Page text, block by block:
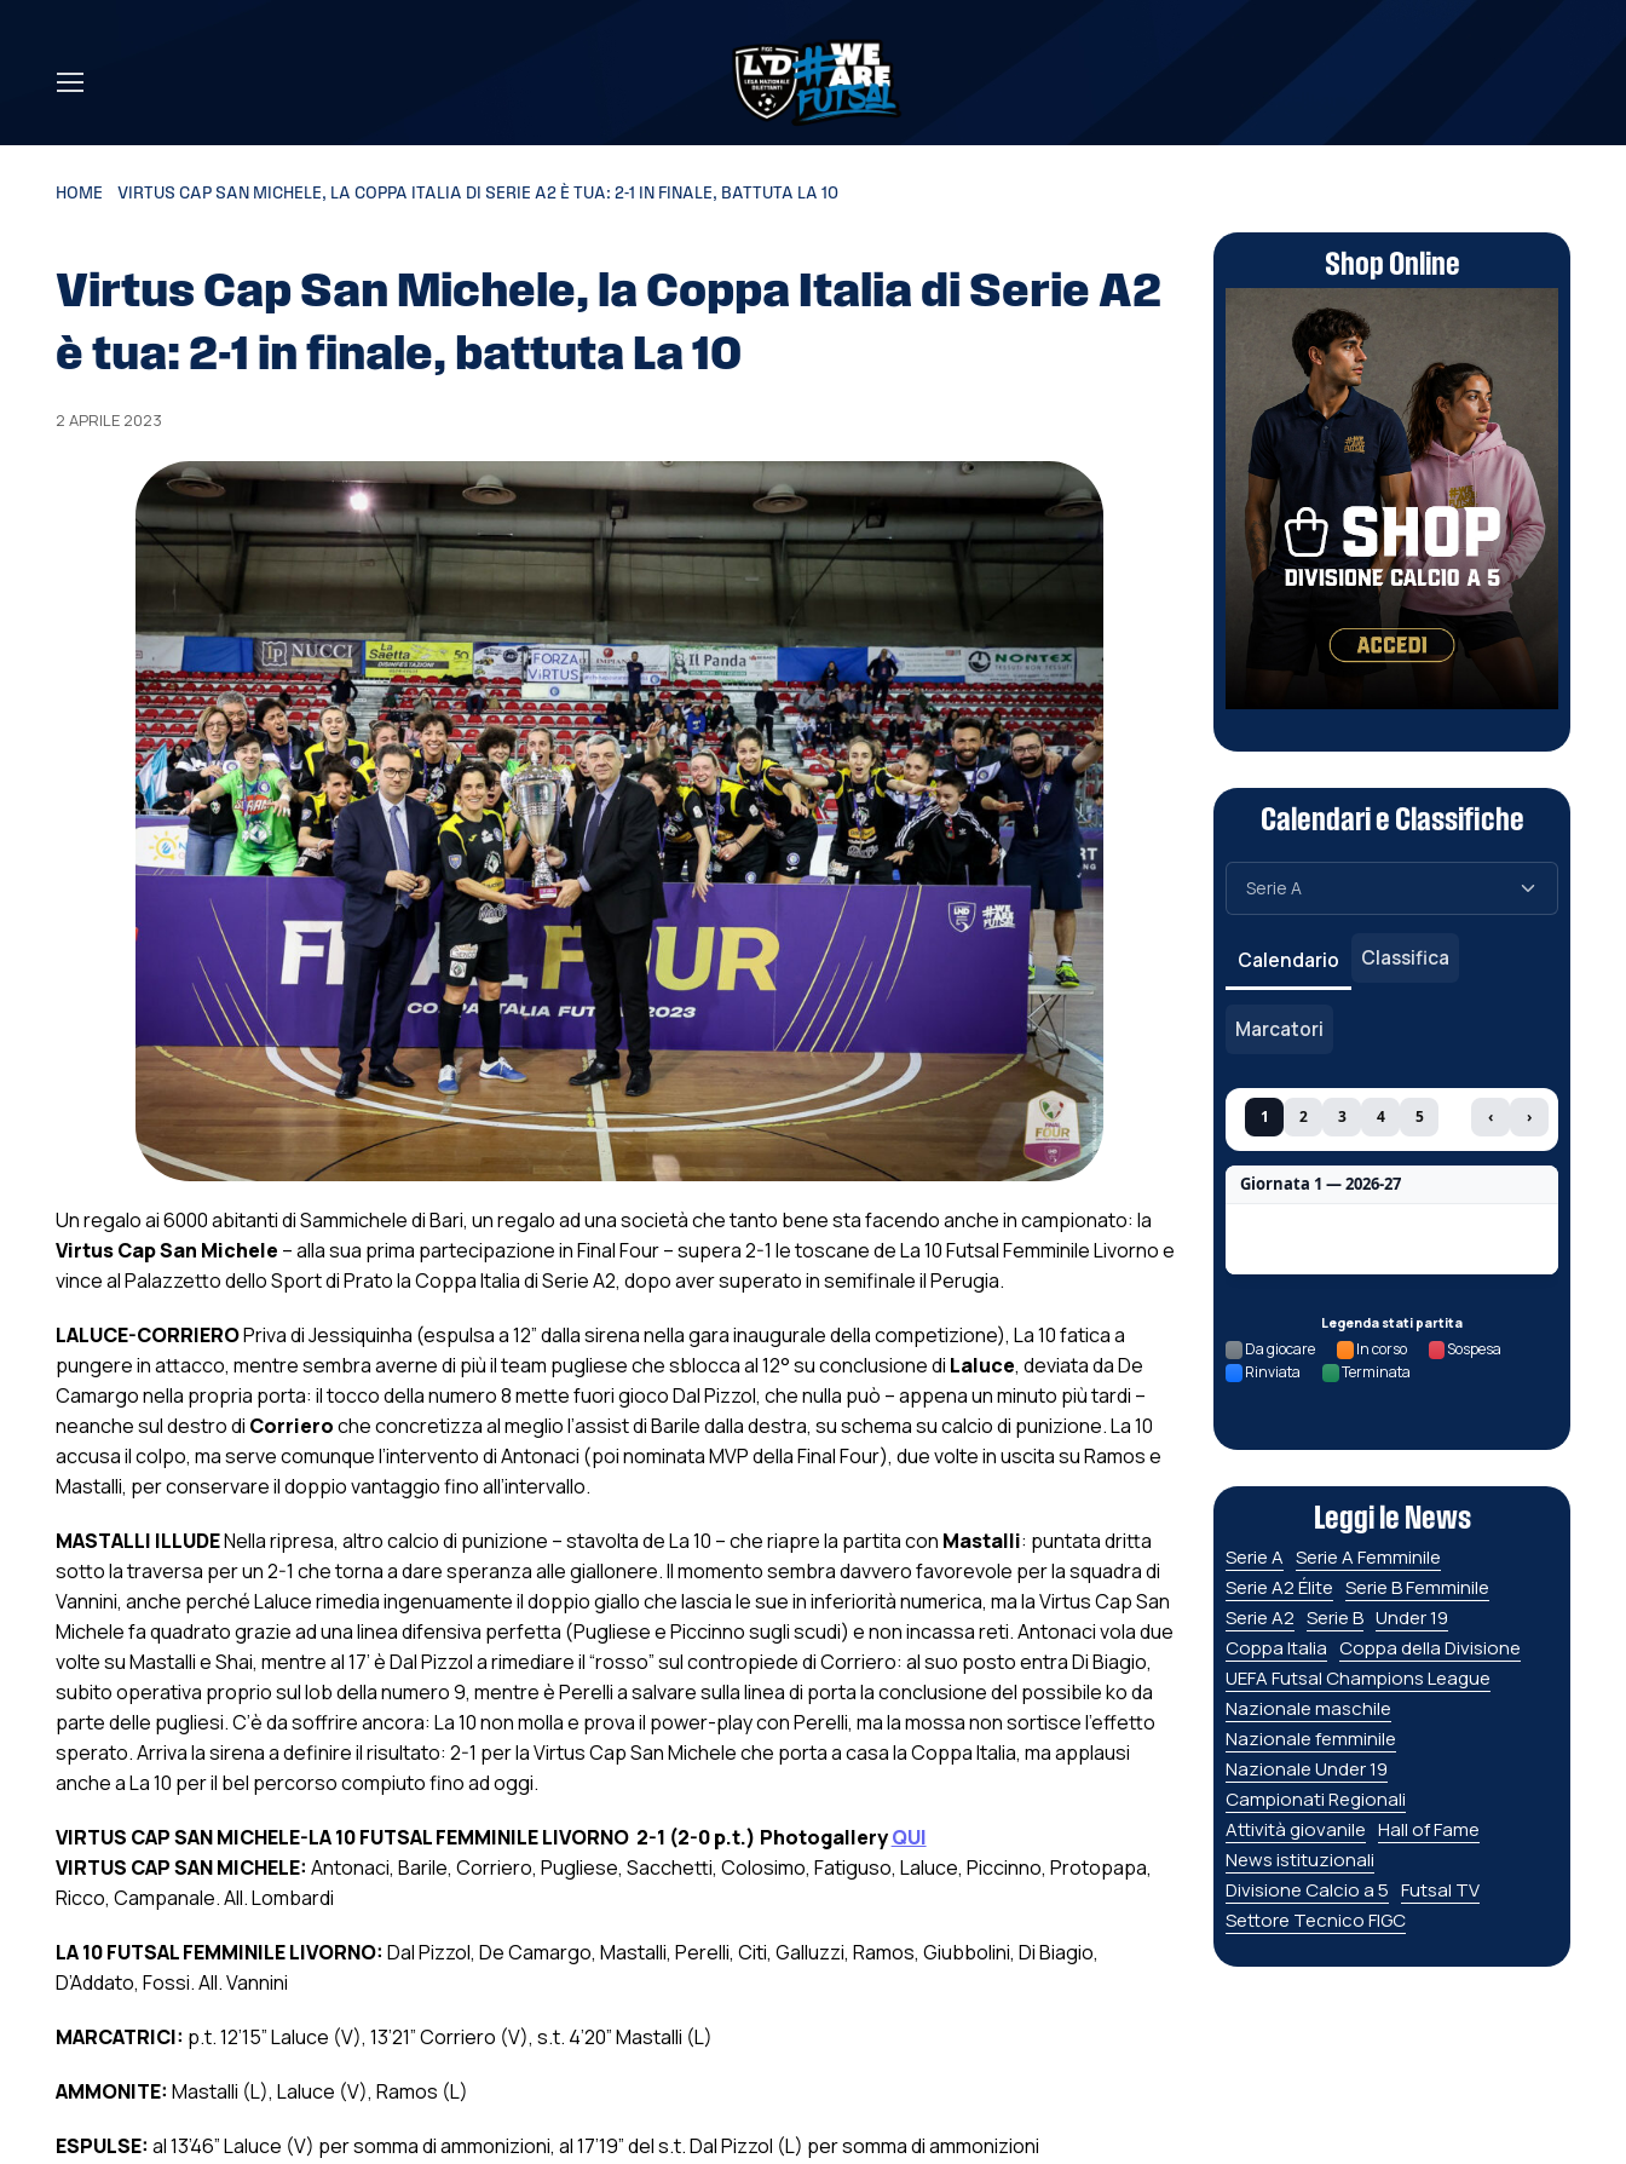
HOME VIRTUS CAP SAN MICHELE, LA COPPA ITALIA DI SERIE A2 È TUA: 2-1 IN FINALE, BATTUTA LA 10
Virtus Cap San Michele, la Coppa Italia di Serie A2
è tua: 2-1 in finale, battuta La 10
2 APRILE 2023
Un regalo ai 6000 abitanti di Sammichele di Bari, un regalo ad una società che tanto bene sta facendo anche in campionato: la
Virtus Cap San Michele – alla sua prima partecipazione in Final Four – supera 2-1 le toscane de La 10 Futsal Femminile Livorno e
vince al Palazzetto dello Sport di Prato la Coppa Italia di Serie A2, dopo aver superato in semifinale il Perugia.
LALUCE-CORRIEROPriva di Jessiquinha (espulsa a 12” dalla sirena nella gara inaugurale della competizione), La 10 fatica a
pungere in attacco, mentre sembra averne di più il team pugliese che sblocca al 12° su conclusione di Laluce, deviata da De
Camargo nella propria porta: il tocco della numero 8 mette fuori gioco Dal Pizzol, che nulla può – appena un minuto più tardi –
neanche sul destro di Corrieroche concretizza al meglio l’assist di Barile dalla destra, su schema su calcio di punizione. La 10
accusa il colpo, ma serve comunque l’intervento di Antonaci (poi nominata MVP della Final Four), due volte in uscita su Ramos e
Mastalli, per conservare il doppio vantaggio fino all’intervallo.
MASTALLI ILLUDENella ripresa, altro calcio di punizione – stavolta de La 10 – che riapre la partita con Mastalli: puntata dritta
sotto la traversa per un 2-1 che torna a dare speranza alle giallonere. Il momento sembra davvero favorevole per la squadra di
Vannini, anche perché Laluce rimedia ingenuamente il doppio giallo che lascia le sue in inferiorità numerica, ma la Virtus Cap San
Michele fa quadrato grazie ad una linea difensiva perfetta (Pugliese e Piccinno sugli scudi) e non incassa reti. Antonaci vola due
volte su Mastalli e Shai, mentre al 17’ è Dal Pizzol a rimediare il “rosso” sul contropiede di Corriero: al suo posto entra Di Biagio,
subito operativa proprio sul lob della numero 9, mentre è Perelli a salvare sulla linea di porta la conclusione del possibile ko da
parte delle pugliesi. C’è da soffrire ancora: La 10 non molla e prova il power-play con Perelli, ma la mossa non sortisce l’effetto
sperato. Arriva la sirena a definire il risultato: 2-1 per la Virtus Cap San Michele che porta a casa la Coppa Italia, ma applausi
anche a La 10 per il bel percorso compiuto fino ad oggi.
VIRTUS CAP SAN MICHELE-LA 10 FUTSAL FEMMINILE LIVORNO 2-1 (2-0 p.t.) PhotogalleryQUI
VIRTUS CAP SAN MICHELE: Antonaci, Barile, Corriero, Pugliese, Sacchetti, Colosimo, Fatiguso, Laluce, Piccinno, Protopapa,
Ricco, Campanale. All. Lombardi
LA 10 FUTSAL FEMMINILE LIVORNO: Dal Pizzol, De Camargo, Mastalli, Perelli, Citi, Galluzzi, Ramos, Giubbolini, Di Biagio,
D’Addato, Fossi. All. Vannini
MARCATRICI: p.t. 12’15” Laluce (V), 13’21” Corriero (V), s.t. 4’20” Mastalli (L)
AMMONITE: Mastalli (L), Laluce (V), Ramos (L)
ESPULSE: al 13’46” Laluce (V) per somma di ammonizioni, al 17’19” del s.t. Dal Pizzol (L) per somma di ammonizioni
Shop Online
Calendari e Classifiche
Calendario Classifica
Marcatori
1 2 3 4 5 ‹ ›
Giornata 1 — 2026-27
Legenda stati partita
Da giocare In corso
Sospesa
Rinviata
Terminata
Leggi le News
Serie A Serie A Femminile
Serie A2 Élite Serie B Femminile
Serie A2 Serie B Under 19
Coppa Italia Coppa della Divisione
UEFA Futsal Champions League
Nazionale maschile
Nazionale femminile
Nazionale Under 19
Campionati Regionali
Attività giovanile Hall of Fame
News istituzionali
Divisione Calcio a 5 Futsal TV
Settore Tecnico FIGC